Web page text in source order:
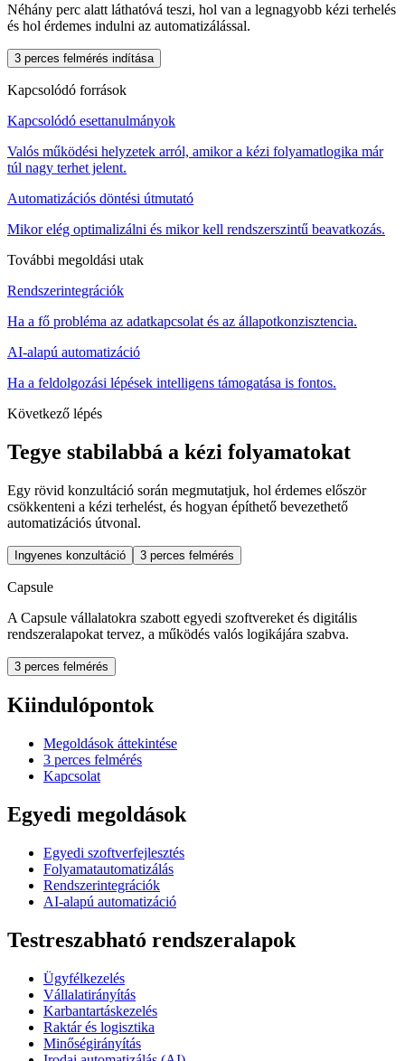
Néhány perc alatt láthatóvá teszi, hol van a legnagyobb kézi terhelés
és hol érdemes indulni az automatizálással.
3 perces felmérés indítása
Kapcsolódó források
Kapcsolódó esettanulmányok
Valós működési helyzetek arról, amikor a kézi folyamatlogika már
túl nagy terhet jelent.
Automatizációs döntési útmutató
Mikor elég optimalizálni és mikor kell rendszerszintű beavatkozás.
További megoldási utak
Rendszerintegrációk
Ha a fő probléma az adatkapcsolat és az állapotkonzisztencia.
AI-alapú automatizáció
Ha a feldolgozási lépések intelligens támogatása is fontos.
Következő lépés
Tegye stabilabbá a kézi folyamatokat
Egy rövid konzultáció során megmutatjuk, hol érdemes először
csökkenteni a kézi terhelést, és hogyan építhető bevezethető
automatizációs útvonal.
Ingyenes konzultáció 3 perces felmérés
Capsule
A Capsule vállalatokra szabott egyedi szoftvereket és digitális
rendszeralapokat tervez, a működés valós logikájára szabva.
3 perces felmérés
Kiindulópontok
Megoldások áttekintése
3 perces felmérés
Kapcsolat
Egyedi megoldások
Egyedi szoftverfejlesztés
Folyamatautomatizálás
Rendszerintegrációk
AI-alapú automatizáció
Testreszabható rendszeralapok
Ügyfélkezelés
Vállalatirányítás
Karbantartáskezelés
Raktár és logisztika
Minőségirányítás